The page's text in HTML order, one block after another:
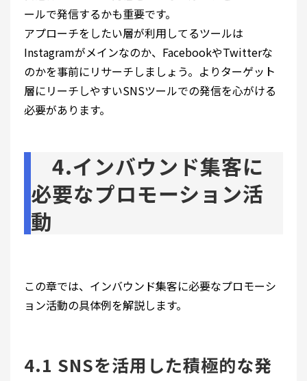
ールで発信するかも重要です。
アプローチをしたい層が利用してるツールは
Instagramがメインなのか、FacebookやTwitterな
のかを事前にリサーチしましょう。よりターゲット
層にリーチしやすいSNSツールでの発信を心がける
必要があります。
4.インバウンド集客に
必要なプロモーション活
動
この章では、インバウンド集客に必要なプロモーシ
ョン活動の具体例を解説します。
4.1 SNSを活用した積極的な発